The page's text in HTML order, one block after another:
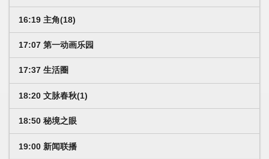
16:19 主角(18)
17:07 第一动画乐园
17:37 生活圈
18:20 文脉春秋(1)
18:50 秘境之眼
19:00 新闻联播